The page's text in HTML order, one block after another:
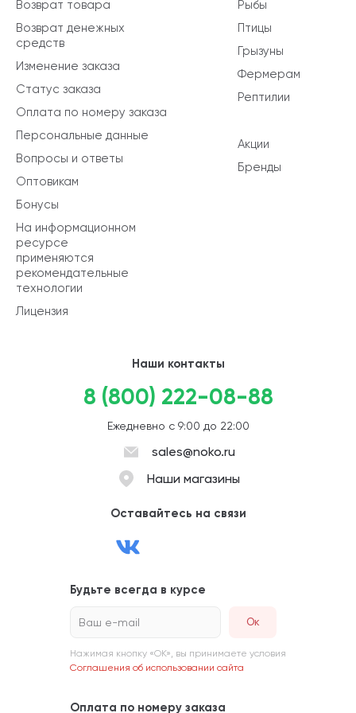
Рыбы
Птицы
Грызуны
Фермерам
Рептилии
Акции
Бренды
Возврат товара
Возврат денежных
средств
Изменение заказа
Статус заказа
Оплата по номеру заказа
Персональные данные
Вопросы и ответы
Оптовикам
Бонусы
На информационном
ресурсе
применяются
рекомендательные
технологии
Лицензия
Наши контакты
8 (800) 222-08-88
Ежедневно с 9:00 до 22:00
sales@noko.ru
Наши магазины
Оставайтесь на связи
Будьте всегда в курсе
Ваш e-mail
Нажимая кнопку «ОК», вы принимаете условия
Соглашения об использовании сайта
Оплата по номеру заказа